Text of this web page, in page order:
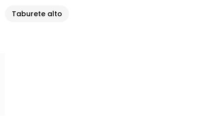
Taburete alto